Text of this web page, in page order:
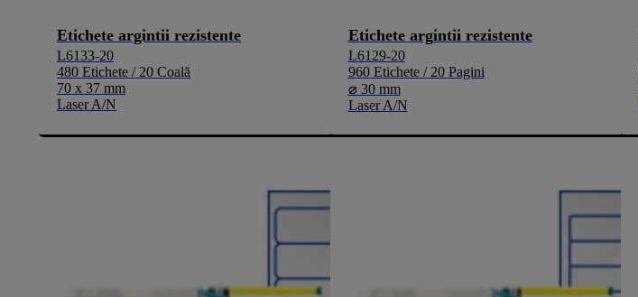
Etichete argintii rezistente
L6133-20
480 Etichete / 20 Coală
70 x 37 mm
Laser A/N
Etichete argintii rezistente
L6129-20
960 Etichete / 20 Pagini
⌀ 30 mm
Laser A/N